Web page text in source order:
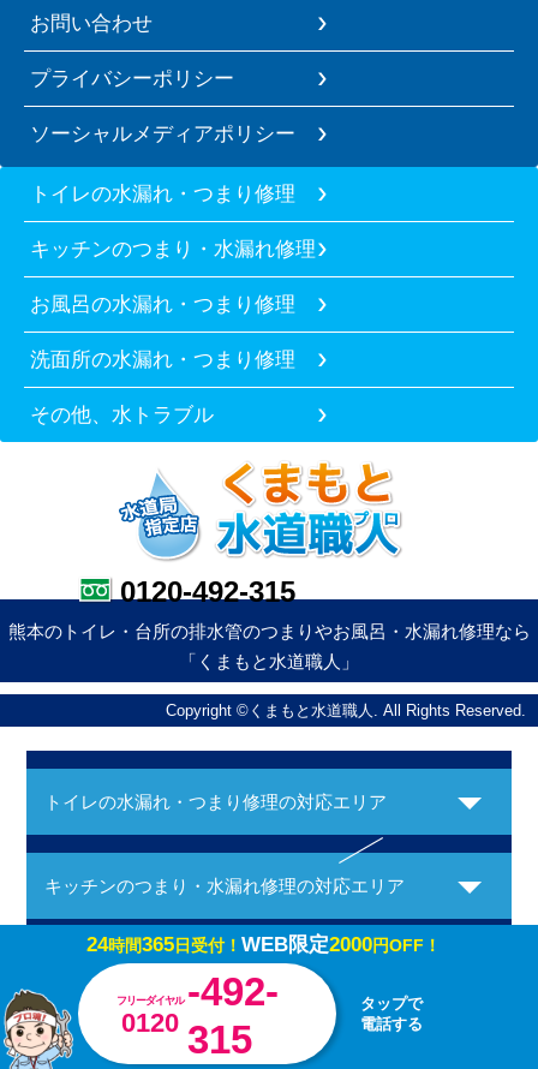
お問い合わせ
プライバシーポリシー
ソーシャルメディアポリシー
トイレの水漏れ・つまり修理
キッチンのつまり・水漏れ修理
お風呂の水漏れ・つまり修理
洗面所の水漏れ・つまり修理
その他、水トラブル
0120-492-315
熊本のトイレ・台所の排水管のつまりやお風呂・水漏れ修理なら
「くまもと水道職人」
Copyright ©くまもと水道職人. All Rights Reserved.
トイレの水漏れ・つまり修理の対応エリア
キッチンのつまり・水漏れ修理の対応エリア
お風呂の水漏れ・つまり修理の対応エリア
24時間365日受付！ WEB限定2000円OFF！
フリーダイヤル
0120
-492-
315
タップで
電話する